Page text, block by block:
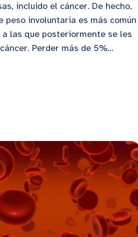
incluido el cáncer. De hecho,
peso involuntaria es más común
a las que posteriormente se les
Perder más de 5%...